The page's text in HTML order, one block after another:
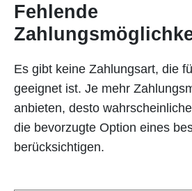
Fehlende
Es gibt keine Zahlungsart, die
geeignet ist. Je mehr
anbieten, desto
die bevorzugte Option eines
berücksichtigen.